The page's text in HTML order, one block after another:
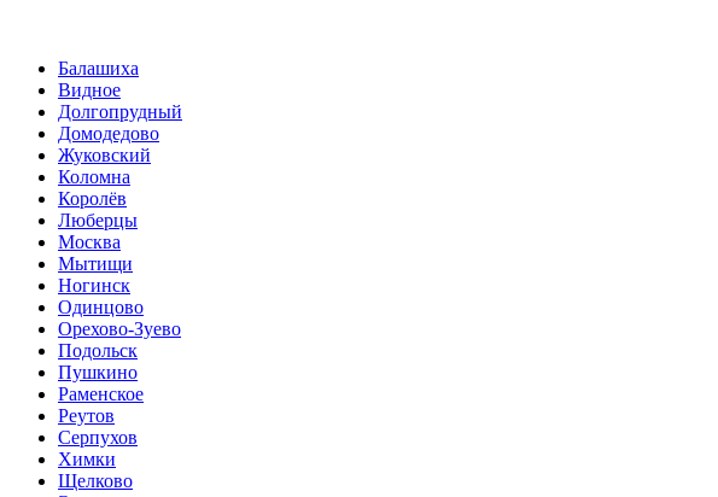
Балашиха
Видное
Долгопрудный
Домодедово
Жуковский
Коломна
Королёв
Люберцы
Москва
Мытищи
Ногинск
Одинцово
Орехово-Зуево
Подольск
Пушкино
Раменское
Реутов
Серпухов
Химки
Щелково